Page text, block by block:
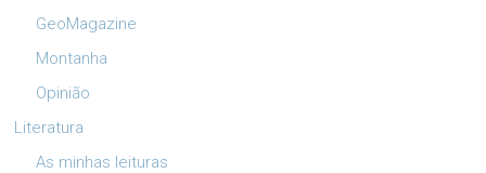
GeoMagazine
Montanha
Opinião
Literatura
As minhas leituras